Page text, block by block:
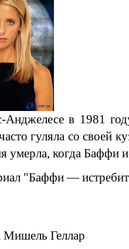
в 1981
гуляла со своей
умерла, когда Баффи
"Баффи —
Мишель Геллар